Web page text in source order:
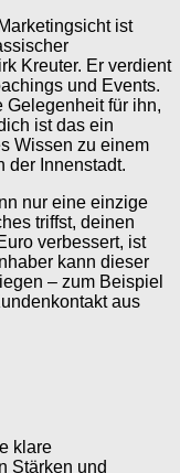
ist
Kreuter. Er verdient
und Events.
Gelegenheit für ihn,
ist das ein
Wissen zu einem
der Innenstadt.
nur eine einzige
triffst, deinen
verbessert, ist
kann dieser
– zum Beispiel
aus
klare
Stärken und